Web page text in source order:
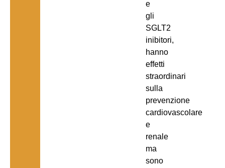
e
gli
SGLT2
inibitori,
hanno
effetti
straordinari
sulla
prevenzione
cardiovascolare
e
renale
ma
sono